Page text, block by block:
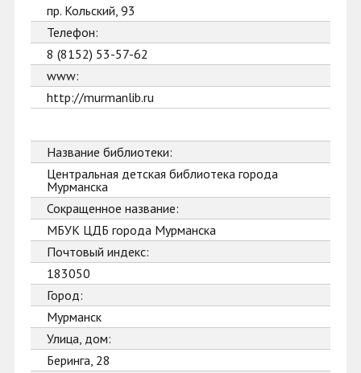
пр. Кольский, 93
Телефон:
8 (8152) 53-57-62
www:
http://murmanlib.ru
Название библиотеки:
Центральная детская библиотека города
Мурманска
Сокращенное название:
МБУК ЦДБ города Мурманска
Почтовый индекс:
183050
Город:
Мурманск
Улица, дом:
Беринга, 28